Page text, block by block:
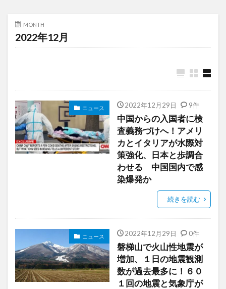
MONTH
2022年12月
ニュース 2022年12月29日 9件
中国からの入国者に検
査義務づけへ！アメリ
カとイタリアが水際対
策強化、日本と歩調合
わせる 中国国内で感
染爆発か
続きを読む
ニュース 2022年12月29日 0件
磐梯山で火山性地震が
増加、１日の地震観測
数が過去最多に！６０
１回の地震と気象庁が